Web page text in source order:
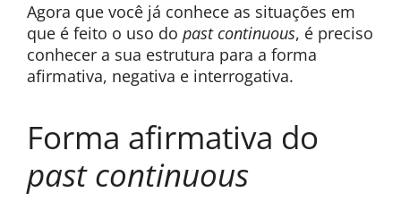
Agora que você já conhece as situações em
que é feito o uso do past continuous, é preciso
conhecer a sua estrutura para a forma
afirmativa, negativa e interrogativa.
Forma afirmativa do
past continuous